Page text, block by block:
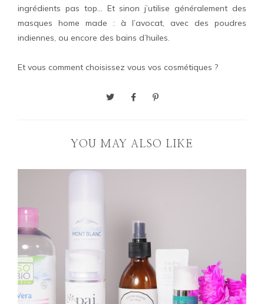
ingrédients pas top… Et sinon j’utilise généralement des
masques home made : à l’avocat, avec des poudres
indiennes, ou encore des bains d’huiles.
Et vous comment choisissez vous vos cosmétiques ?
YOU MAY ALSO LIKE